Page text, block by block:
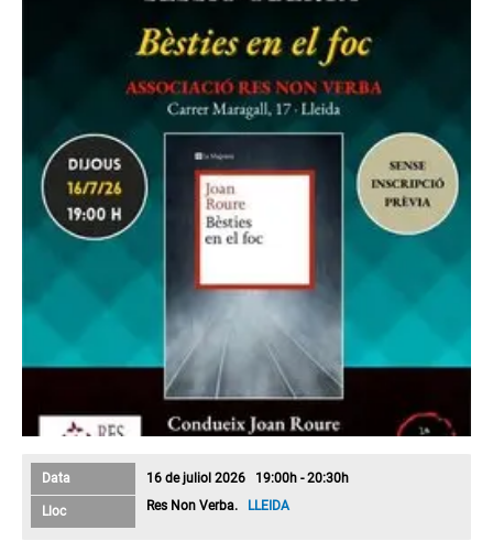
Data 16 de juliol 2026 19:00h - 20:30h
Lloc Res Non Verba. LLEIDA